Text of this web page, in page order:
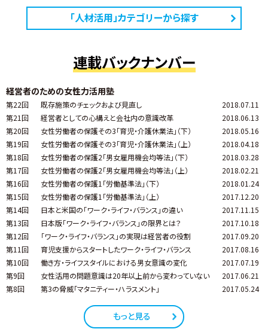
「人材活用」カテゴリーから探す
連載バックナンバー
経営者のための女性力活用塾
第22回 既存施策のチェックおよび見直し
2018.07.11
第21回
経営者としての心構えと会社内の意識改革
2018.06.13
第20回
女性労働者の保護その3「育児・介護休業法」（下）
2018.05.16
第19回
女性労働者の保護その3「育児・介護休業法」（上）
2018.04.18
第18回
女性労働者の保護2「男女雇用機会均等法」（下）
2018.03.28
第17回
女性労働者の保護2「男女雇用機会均等法」（上）
2018.02.21
第16回
女性労働者の保護1「労働基準法」（下）
2018.01.24
第15回
女性労働者の保護1「労働基準法」（上）
2017.12.20
第14回
日本と米国の「ワーク・ライフ・バランス」の違い
2017.11.15
第13回
日本版「ワーク・ライフ・バランス」の限界とは？
2017.10.18
第12回
「ワーク・ライフ・バランス」の実現は経営者の役割
2017.09.20
第11回
育児支援からスタートしたワーク・ライフ・バランス
2017.08.16
第10回
働き方・ライフスタイルにおける男女意識の変化
2017.07.19
第9回
女性活用の問題意識は20年以上前から変わっていない
2017.06.21
第8回
第3の脅威「マタニティー・ハラスメント」 2017.05.24
もっと見る